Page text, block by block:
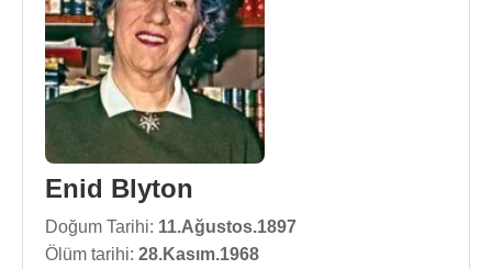
Enid Blyton
Doğum Tarihi: 11.Ağustos.1897
Ölüm tarihi: 28.Kasım.1968